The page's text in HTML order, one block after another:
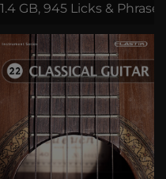
1.4 GB, 945 Licks & Phrases